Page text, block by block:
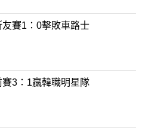
友賽1：0擊敗車路士
賽3：1贏韓職明星隊